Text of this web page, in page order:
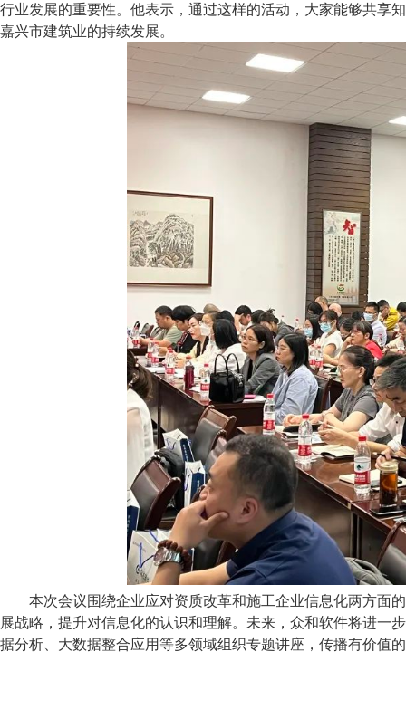
行业发展的重要性。他表示，通过这样的活动，大家能够共享
嘉兴市建筑业的持续发展。
本次会议围绕企业应对资质改革和施工企业信息化两方面的
展战略，提升对信息化的认识和理解。未来，众和软件将进一
据分析、大数据整合应用等多领域组织专题讲座，传播有价值